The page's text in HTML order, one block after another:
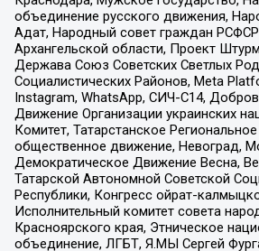
объединение русского движения,
Адат, Народный совет граждан
Архангельской области, Проект
Держава Союз Советских Светлых
Социалистических Районов, Meta
Instagram, WhatsApp, СИЧ-С14,
Движение Организации украинских
Комитет, Татарстанское
общественное движение, Невоград,
Демократическое Движение Весна,
Татарской Автономной Советской
Республики, Конгресс ойрат-
Исполнительный комитет совета
Красноярского края, Этническое
объединение, ЛГБТ, Я.МЫ Сергей